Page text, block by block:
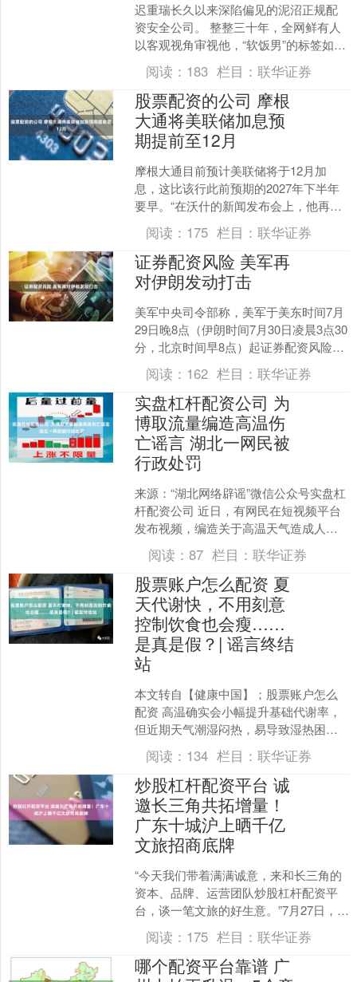
迟重瑞长久以来深陷偏见的泥沼正规配
资安全公司。 整整三十年，全网鲜有人
以客观视角审视他，“软饭男”的标签如影
随形，众人皆对他口诛笔伐。 大众普遍
觉得，他当年毅然....
阅读： 183 栏目：联华证券
股票配资的公司 摩根
大通将美联储加息预
期提前至12月
摩根大通目前预计美联储将于12月加
息，这比该行此前预期的2027年下半年
要早。“在沃什的新闻发布会上，他再次
未能明确说明，他打算如何实现自己所
强硬宣称的抗通胀决....
阅读： 175 栏目：联华证券
证券配资风险 美军再
对伊朗发动打击
美军中央司令部称，美军于美东时间7月
29日晚8点（伊朗时间7月30日凌晨3点30
分，北京时间早8点）起证券配资风险，
对伊朗发动打击。美军中央司令部称证
券配资风险....
阅读： 162 栏目：联华证券
实盘杠杆配资公司 为
博取流量编造高温伤
亡谣言 湖北一网民被
行政处罚
来源：“湖北网络辟谣”微信公众号实盘杠
杆配资公司 近日，有网民在短视频平台
发布视频，编造关于高温天气造成人员
伤亡的虚假信息，引发群众的关注和恐
慌。 7月15日，....
阅读： 87 栏目： 联华证券
股票账户怎么配资 夏
天代谢快，不用刻意
控制饮食也会瘦……
是真是假？| 谣言终结
站
本文转自【健康中国】；股票账户怎么
配资 高温确实会小幅提升基础代谢率，
但近期天气潮湿闷热，易导致湿热困
脾，多数人食欲差，如果只吃流食或水
果，会造成肌肉流失，基础....
阅读： 134 栏目：联华证券
炒股杠杆配资平台 诚
邀长三角共拓增量！
广东十城沪上晒千亿
文旅招商底牌
“今天我们带着满满诚意，来和长三角的
资本、品牌、运营团队炒股杠杆配资平
台，谈一笔文旅的好生意。”7月27日，佛
山市文化广电旅游体育局党组成员、副
局长黄宝坚在上海....
阅读： 175 栏目：联华证券
哪个配资平台靠谱 广